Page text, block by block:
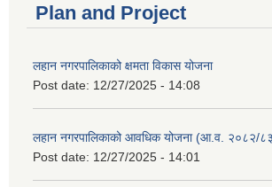
Plan and Project
लहान नगरपालिकाको क्षमता विकास योजना
Post date: 12/27/2025 - 14:08
लहान नगरपालिकाको आवधिक योजना (आ.व. २०८२/
Post date: 12/27/2025 - 14:01